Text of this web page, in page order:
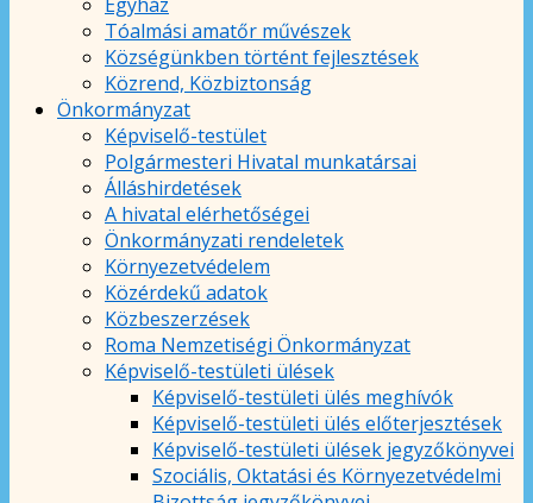
Tóalmási amatőr művészek
Községünkben történt fejlesztések
Közrend, Közbiztonság
Önkormányzat
Képviselő-testület
Polgármesteri Hivatal munkatársai
Álláshirdetések
A hivatal elérhetőségei
Önkormányzati rendeletek
Környezetvédelem
Közérdekű adatok
Közbeszerzések
Roma Nemzetiségi Önkormányzat
Képviselő-testületi ülések
Képviselő-testületi ülés meghívók
Képviselő-testületi ülés előterjesztések
Képviselő-testületi ülések jegyzőkönyvei
Szociális, Oktatási és Környezetvédelmi